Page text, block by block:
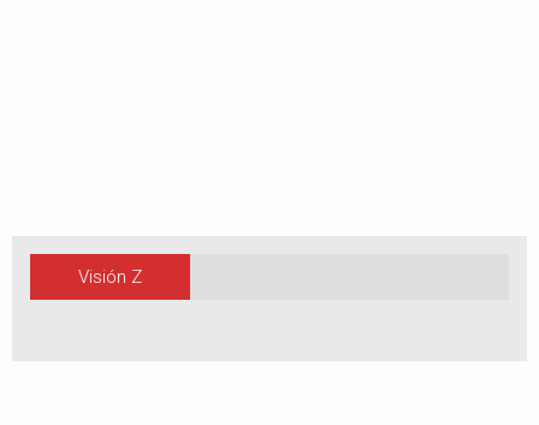
Visión Z